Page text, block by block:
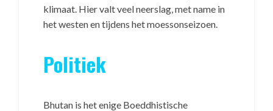
klimaat. Hier valt veel neerslag, met name in
het westen en tijdens het moessonseizoen.
Politiek
Bhutan is het enige Boeddhistische